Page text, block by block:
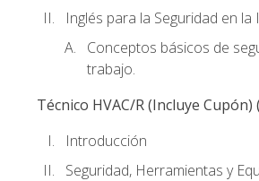
Inglés para la Seguridad en
Conceptos básicos de
trabajo.
Técnico HVAC/R (Incluye
Introducción
Seguridad, Herramientas y